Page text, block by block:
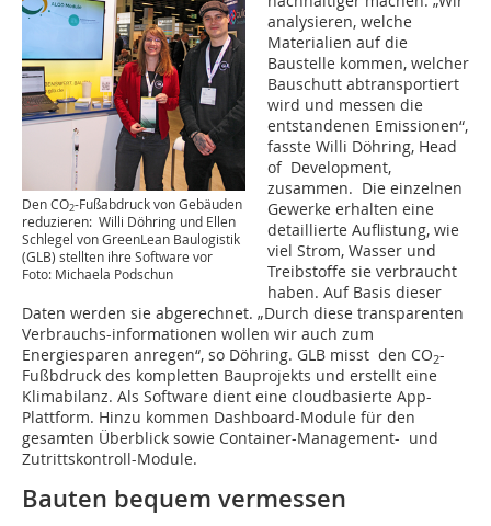
Den CO2-Fußabdruck von Gebäuden
reduzieren: Willi Döhring und Ellen
Schlegel von GreenLean Baulogistik
(GLB) stellten ihre Software vor
Foto: Michaela Podschun
analysieren, welche
Materialien auf die
Baustelle kommen, welcher
Bauschutt abtransportiert
wird und messen die
entstandenen Emissionen“,
fasste Willi Döhring, Head
of Development,
zusammen. Die einzelnen
Gewerke erhalten eine
detaillierte Auflistung, wie
viel Strom, Wasser und
Treibstoffe sie verbraucht
haben. Auf Basis dieser
Daten werden sie abgerechnet. „Durch diese transparenten
Verbrauchs-informationen wollen wir auch zum
Energiesparen anregen“, so Döhring. GLB misst den CO2-
Fußbdruck des kompletten Bauprojekts und erstellt eine
Klimabilanz. Als Software dient eine cloudbasierte App-
Plattform. Hinzu kommen Dashboard-Module für den
gesamten Überblick sowie Container-Management- und
Zutrittskontroll-Module.
Bauten bequem vermessen